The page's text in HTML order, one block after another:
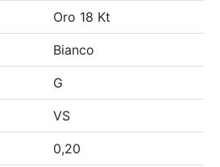
Oro 18 Kt
Bianco
G
VS
0,20